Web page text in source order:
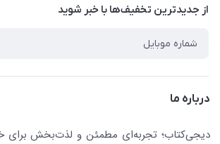
نویسندگان و مترجمان
کافه دیجی کتاب
جستجو در سایت
کتابیاب
رهگیری مرسولات پستی
ارسال تیکت پشتیبانی
از جدید‌ترین تخفیف‌ها با‌ خبر شوید
درباره ما
دیجی‌کتاب؛ تجربه‌ای مطمئن و لذت‌بخش برای